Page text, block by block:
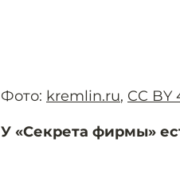
Фото: kremlin.ru, CC BY
У «Секрета фирмы»